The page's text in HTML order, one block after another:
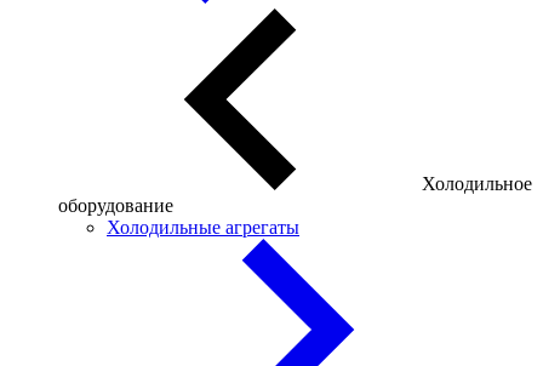
Холодильное
оборудование
Холодильные агрегаты